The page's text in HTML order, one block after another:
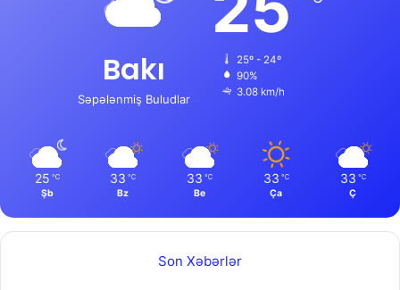
Bakı
Səpələnmiş Buludlar
25º - 24º
90%
3.08 km/h
25 ℃
Şb
33 ℃
Bz
33 ℃
Be
33 ℃
Ça
33 ℃
Ç
Son Xəbərlər